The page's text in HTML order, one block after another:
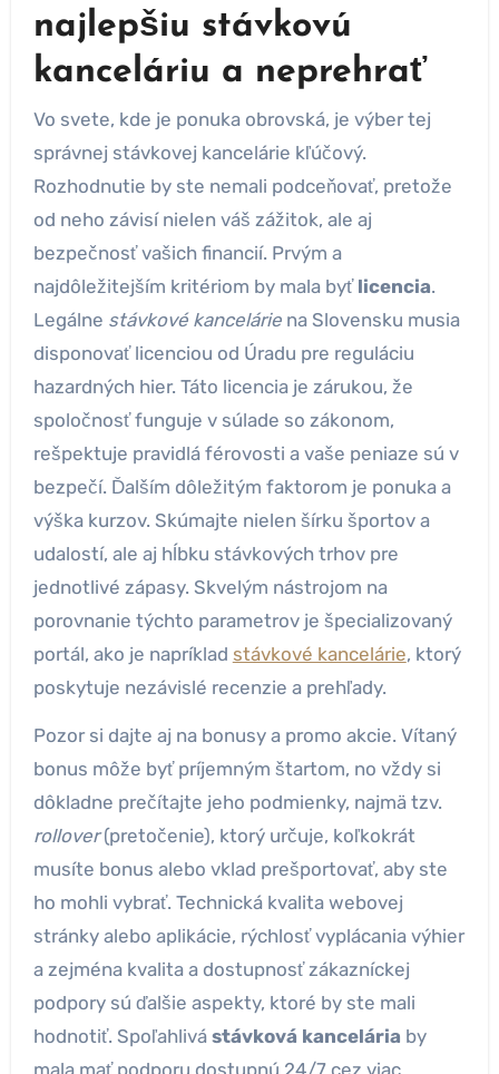
najlepšiu stávkovú
kanceláriu a neprehrať
Vo svete, kde je ponuka obrovská, je výber tej
správnej stávkovej kancelárie kľúčový.
Rozhodnutie by ste nemali podceňovať, pretože
od neho závisí nielen váš zážitok, ale aj
bezpečnosť vašich financií. Prvým a
najdôležitejším kritériom by mala byť licencia.
Legálne stávkové kanceláriena Slovensku musia
disponovať licenciou od Úradu pre reguláciu
hazardných hier. Táto licencia je zárukou, že
spoločnosť funguje v súlade so zákonom,
rešpektuje pravidlá férovosti a vaše peniaze sú v
bezpečí. Ďalším dôležitým faktorom je ponuka a
výška kurzov. Skúmajte nielen šírku športov a
udalostí, ale aj hĺbku stávkových trhov pre
jednotlivé zápasy. Skvelým nástrojom na
porovnanie týchto parametrov je špecializovaný
portál, ako je napríklad stávkové kancelárie, ktorý
poskytuje nezávislé recenzie a prehľady.
Pozor si dajte aj na bonusy a promo akcie. Vítaný
bonus môže byť príjemným štartom, no vždy si
dôkladne prečítajte jeho podmienky, najmä tzv.
rollover(pretočenie), ktorý určuje, koľkokrát
musíte bonus alebo vklad prešportovať, aby ste
ho mohli vybrať. Technická kvalita webovej
stránky alebo aplikácie, rýchlosť vyplácania výhier
a zejména kvalita a dostupnosť zákazníckej
podpory sú ďalšie aspekty, ktoré by ste mali
hodnotiť. Spoľahlivá stávková kancelária by
mala mať podporu dostupnú 24/7 cez viac